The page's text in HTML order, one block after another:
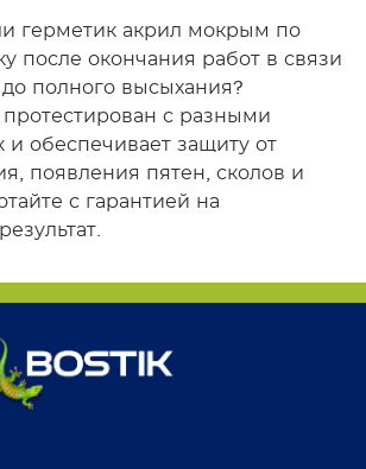
герметик акрил мокрым по
после окончания работ в связи
полного высыхания?
протестирован с разными
и обеспечивает защиту от
появления пятен, сколов и
с гарантией на